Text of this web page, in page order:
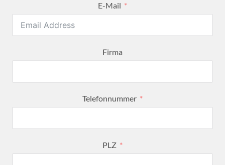
E-Mail
Firma
Telefonnummer
PLZ